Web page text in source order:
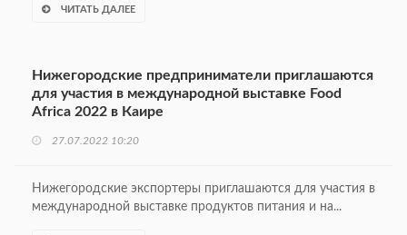
ЧИТАТЬ ДАЛЕЕ
Нижегородские предприниматели приглашаются
для участия в международной выставке Food
Africa 2022 в Каире
27.07.2022 10:20
Нижегородские экспортеры приглашаются для участия в
международной выставке продуктов питания и на...